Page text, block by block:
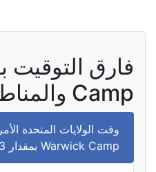
Camp والمناطق الأخرى
وقت الولايات المتحدة
Warwick Camp بمقدار 3 ساعات